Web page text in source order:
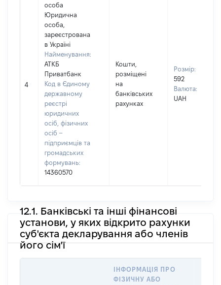
4
особа
Юридична
особа,
зареєстрована
в Україні
Найменування:
АТКБ
Приватбанк
Код в Єдиному
державному
реєстрі
юридичних
осіб, фізичних
осіб –
підприємців та
громадських
формувань:
14360570
Кошти,
розміщені
на
банківських
рахунках
Розмір:
592
Валюта:
UAH
12.1. Банківські та інші фінансові
установи, у яких відкрито рахунки
суб'єкта декларування або членів
його сім'ї
ІНФОРМАЦІЯ ПРО
ФІЗИЧНУ АБО